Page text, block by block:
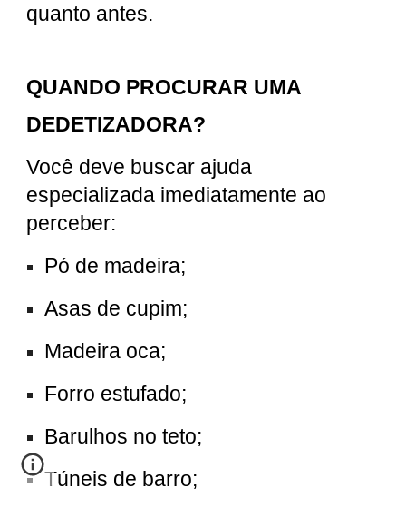
quanto antes.
QUANDO PROCURAR UMA
DEDETIZADORA?
Você deve buscar ajuda
especializada imediatamente ao
perceber:
Pó de madeira;
Asas de cupim;
Madeira oca;
Forro estufado;
Barulhos no teto;
Túneis de barro;